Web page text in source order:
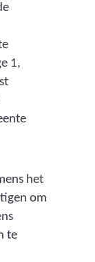
1,
het
om
te